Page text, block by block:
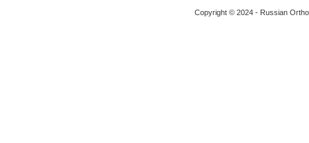
Copyright © 2024 - Russian